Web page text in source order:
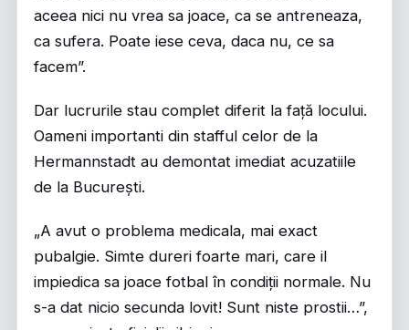
aceea nici nu vrea sa joace, ca se antreneaza,
ca sufera. Poate iese ceva, daca nu, ce sa
facem”.
Dar lucrurile stau complet diferit la față locului.
Oameni importanti din stafful celor de la
Hermannstadt au demontat imediat acuzatiile
de la București.
„A avut o problema medicala, mai exact
pubalgie. Simte dureri foarte mari, care il
impiedica sa joace fotbal în condiții normale. Nu
s-a dat nicio secunda lovit! Sunt niste prostii…”,